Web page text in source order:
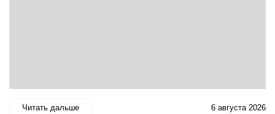
Читать дальше 6 августа 2026